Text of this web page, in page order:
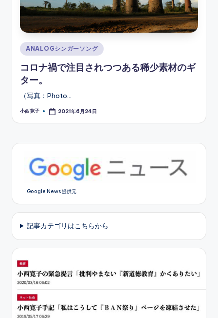
Posted
in
ANALOGシンガーソング
コロナ禍で注目されつつある稀少素材のギ
ター。
（写真：Photo…
Posted
小西寛子 2021年6月24日
Google News 提供元
記事カテゴリはこちらから